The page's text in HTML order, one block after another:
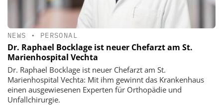
NEWS • PERSONAL
Dr. Raphael Bocklage ist neuer Chefarzt am St.
Marienhospital Vechta
Dr. Raphael Bocklage ist neuer Chefarzt am St.
Marienhospital Vechta: Mit ihm gewinnt das Krankenhaus
einen ausgewiesenen Experten für Orthopädie und
Unfallchirurgie.